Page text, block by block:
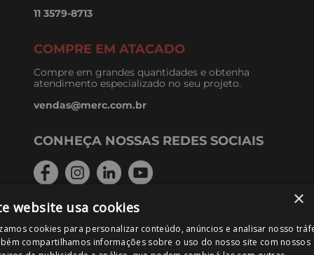
11 3579-8713
COMPRE EM ATACADO
Compre em grandes quantidades e obtenha
atendimento especializado no seu projeto.
vendas@merc.com.br
CONHEÇA NOSSAS REDES SOCIAIS
×
website usa cookies
cookies para personalizar conteúdo, anúncios e analisar nosso
compartilhamos informações sobre o uso do nosso site com nossos